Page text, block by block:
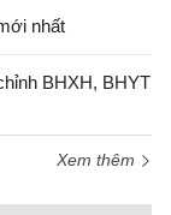
nhất
BHXH, BHYT
Xem thêm